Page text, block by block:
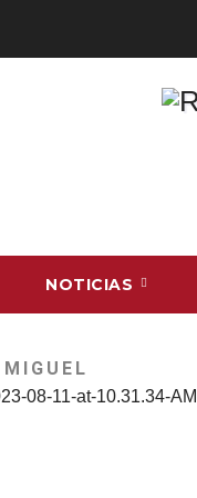
NOTICIAS
MIGUEL